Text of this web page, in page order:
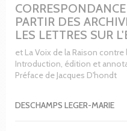
PARTIR DES
LES LETTRES SUR
et La Voix de la Raison contre
Introduction, édition et
Préface de Jacques D'hondt
DESCHAMPS LEGER-MARIE